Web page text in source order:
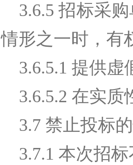
3.6.5 招标采
情形之一时，有
3.6.5.1 提供虚
3.6.5.2 在实
3.7 禁止投标
3.7.1 本次招